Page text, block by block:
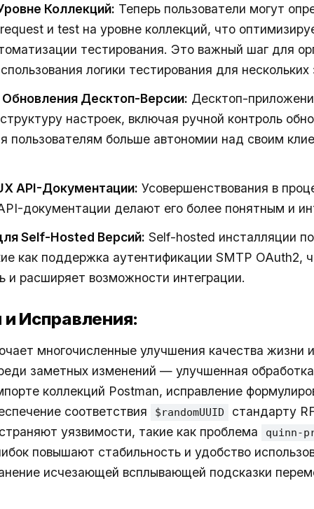
Коллекций: Теперь пользователи могут
и test на уровне коллекций, что
тестирования. Это важный шаг для
логики тестирования для нескольких
Обновления Десктоп-Версии: Десктоп-
настроек, включая ручной контроль
пользователям больше автономии над своим
API-Документации: Усовершенствования в
документации делают его более понятным и
Self-Hosted Версий: Self-hosted инсталляции
как поддержка аутентификации SMTP OAuth2,
и расширяет возможности интеграции.
Исправления:
многочисленные улучшения качества жизни
заметных изменений — улучшенная
коллекций Postman, исправление
соответствия
$randomUUID
стандарту
уязвимости, такие как проблема
quinn-
повышают стабильность и удобство
исчезающей всплывающей подсказки